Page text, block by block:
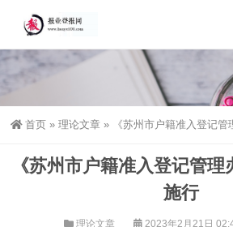
首页 » 理论文章 » 《苏州市户籍准入登记
《苏州市户籍准入登记管
施行
理论文章 2023年2月21日